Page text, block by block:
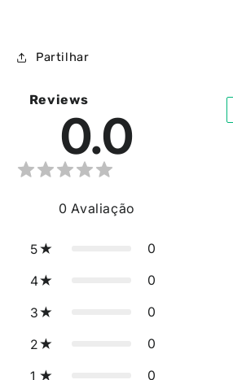
Partilhar
Reviews
0.0
0 Avaliação
5 0
4 0
3 0
2 0
1 0